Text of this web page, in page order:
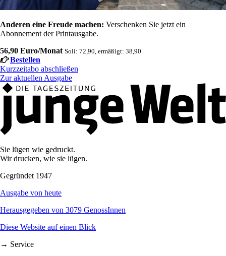
Anderen eine Freude machen: Verschenken Sie jetzt ein
Abonnement der Printausgabe.
56,90 Euro/Monat Soli: 72,90, ermäßigt: 38,90
Bestellen
Kurzzeitabo abschließen
Zur aktuellen Ausgabe
Sie lügen wie gedruckt.
Wir drucken, wie sie lügen.
Gegründet 1947
Ausgabe von heute
Herausgegeben von 3079 GenossInnen
Diese Website auf einen Blick
→ Service